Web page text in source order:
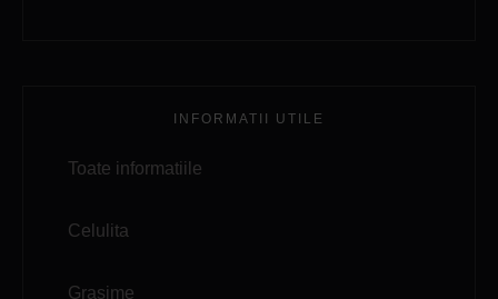
INFORMATII UTILE
Toate informatiile
Celulita
Grasime